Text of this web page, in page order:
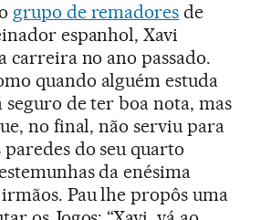
grupo de remadores de
espanhol, Xavi
carreira no ano passado.
quando alguém estuda
seguro de ter boa nota, mas
no final, não serviu para
paredes do seu quarto
da enésima
Pau lhe propôs uma